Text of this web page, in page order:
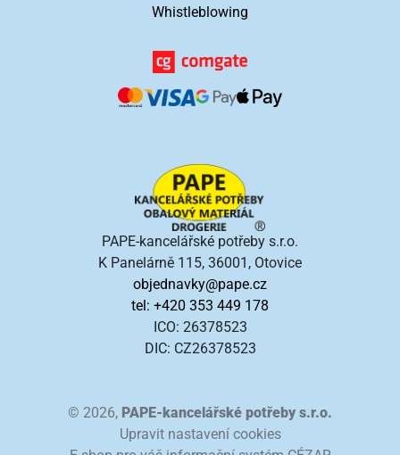
Whistleblowing
PAPE-kancelářské potřeby s.r.o.
K Panelárně 115, 36001, Otovice
objednavky@pape.cz
tel: +420 353 449 178
ICO: 26378523
DIC: CZ26378523
© 2026, PAPE-kancelářské potřeby s.r.o.
Upravit nastavení cookies